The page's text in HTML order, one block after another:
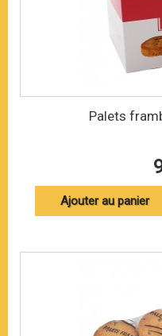
Palets
Ajouter au panier